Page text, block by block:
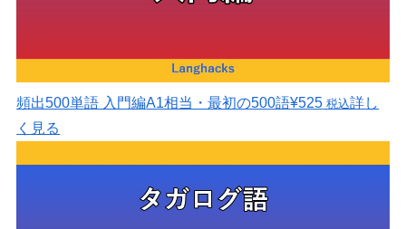
頻出500単語 入門編A1相当・最初の500語¥525 税込詳し
く見る